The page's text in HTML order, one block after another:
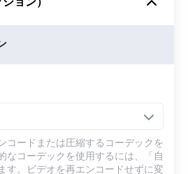
ドライブから
ョン）
コードまたは圧縮するコーデックを
なコーデックを使用するには、「自
す。ビデオを再エンコードせずに変